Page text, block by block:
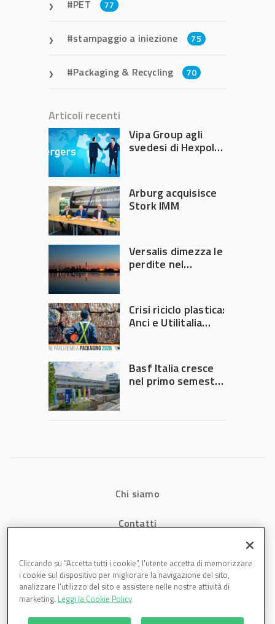
PET 77
stampaggio a iniezione 75
Packaging & Recycling 70
Articoli recenti
Vipa Group agli
svedesi di Hexpol
Arburg acquisisce
Stork IMM
Versalis dimezza le
perdite nel
Crisi riciclo plastica:
Anci e Utilitalia
Governo
Basf Italia cresce
nel primo semestre
Chi siamo
Contatti
Cookies
Cliccando su “Accetta tutti i cookie”, l'utente accetta di memorizzare
i cookie sul dispositivo per migliorare la navigazione del sito,
analizzare l'utilizzo del sito e assistere nelle nostre attività di
marketing. Leggi la Cookie Policy